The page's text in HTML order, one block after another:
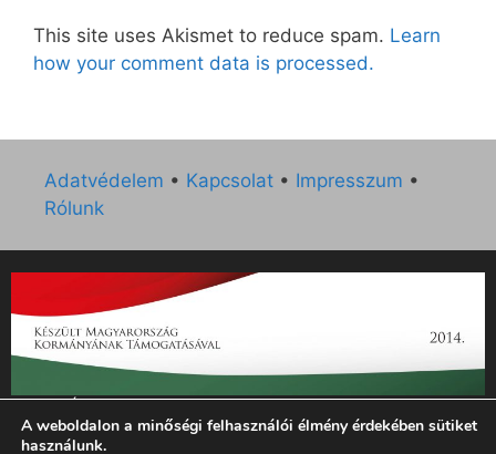
This site uses Akismet to reduce spam. Learn
how your comment data is processed.
Adatvédelem • Kapcsolat • Impresszum •
Rólunk
„Az Új Ember katolikus hetilap 2014. évi működésének
támogatását az EGYH-KCP-14-P-0121 sz. támogatási
A weboldalon a minőségi felhasználói élmény érdekében sütiket
használunk.